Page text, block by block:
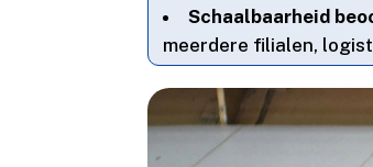
Schaalbaarheid
meerdere filialen,